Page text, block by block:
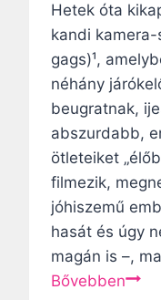
z
l
e
h
ú
z
h
a
j
a
Hetek óta
kandi
gags)¹,
néhány
beugratnak,
abszurdabb,
ötleteiket
filmezik,
jóhiszemű
hasát és úgy
magán is –,
BővebbenK